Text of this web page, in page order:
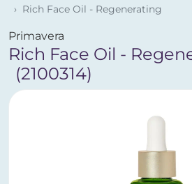
Rich Face Oil - Regenerating
Primavera
Rich Face Oil -
(2100314)